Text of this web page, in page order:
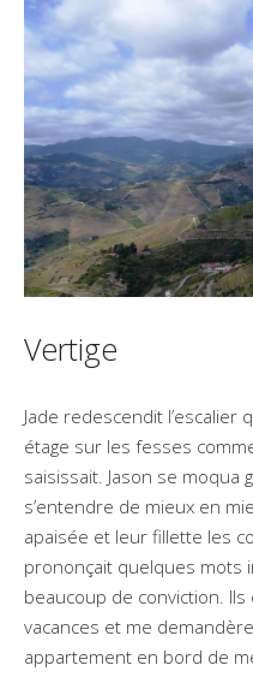
Vertige
Jade redescendit
étage sur les fesses
saisissait. Jason se moqua
s’entendre de mieux en
apaisée et leur fillette les
prononçait quelques mots
beaucoup de conviction.
vacances et me
appartement en bord de